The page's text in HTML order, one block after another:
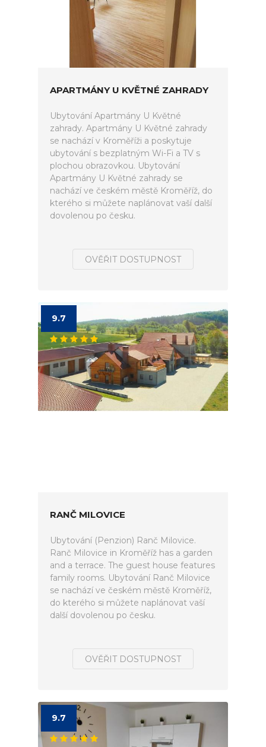
APARTMÁNY U KVĚTNÉ ZAHRADY
Ubytování Apartmány U Květné
zahrady. Apartmány U Květné zahrady
se nachází v Kroměříži a poskytuje
ubytování s bezplatným Wi-Fi a TV s
plochou obrazovkou. Ubytování
Apartmány U Květné zahrady se
nachází ve českém městě Kroměříž, do
kterého si můžete naplánovat vaší další
dovolenou po česku.
OVĚŘIT DOSTUPNOST
9.7
RANČ MILOVICE
Ubytování (Penzion) Ranč Milovice.
Ranč Milovice in Kroměříž has a garden
and a terrace. The guest house features
family rooms. Ubytování Ranč Milovice
se nachází ve českém městě Kroměříž,
do kterého si můžete naplánovat vaší
další dovolenou po česku.
OVĚŘIT DOSTUPNOST
9.7